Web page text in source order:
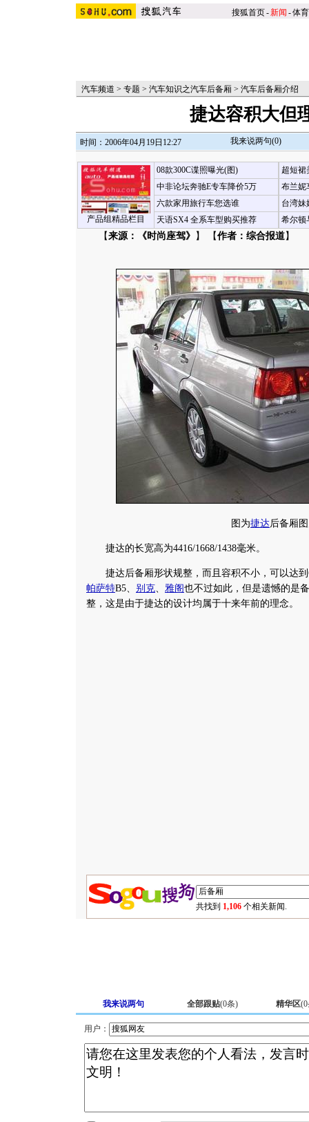
搜狐首页-新闻 -体育
汽车频道 > 专题 > 汽车知识之汽车后备厢 > 汽车后备厢介绍
捷达容积大但
时间：2006年04月19日12:27 我来说两句(0)
产品组精品栏目
08款300C谍照曝光(图)
中非论坛奔驰E专车降价5万
六款家用旅行车您选谁
天语SX4 全系车型购买推荐
超短裙
布兰妮
台湾妹
希尔顿
【来源：《时尚座驾》 】 【作者：综合报道】
图为捷达后备厢
捷达的长宽高为4416/1668/1438毫米。
捷达后备厢形状规整，而且容积不小，可以达到
帕萨特B5、 别克、 雅阁也不过如此，但是遗憾的是
整，这是由于捷达的设计均属于十来年前的理念。
共找到 1,106 个相关新闻.
我来说两句 全部跟贴(0条) 精华区(0
用户：